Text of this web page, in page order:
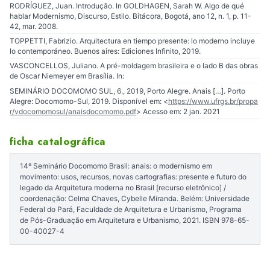
RODRÍGUEZ, Juan. Introdução. In GOLDHAGEN, Sarah W. Algo de qué
hablar Modernismo, Discurso, Estilo. Bitácora, Bogotá, ano 12, n. 1, p. 11-
42, mar. 2008.
TOPPETTI, Fabrizio. Arquitectura en tiempo presente: lo moderno incluye
lo contemporáneo. Buenos aires: Ediciones Infinito, 2019.
VASCONCELLOS, Juliano. A pré-moldagem brasileira e o lado B das obras
de Oscar Niemeyer em Brasília. In:
SEMINÁRIO DOCOMOMO SUL, 6., 2019, Porto Alegre. Anais […]. Porto
Alegre: Docomomo-Sul, 2019. Disponível em: <https://www.ufrgs.br/propa
r/vdocomomosul/anaisdocomomo.pdf> Acesso em: 2 jan. 2021
ficha catalográfica
14º Seminário Docomomo Brasil: anais: o modernismo em
movimento: usos, recursos, novas cartografias: presente e futuro do
legado da Arquitetura moderna no Brasil [recurso eletrônico] /
coordenação: Celma Chaves, Cybelle Miranda. Belém: Universidade
Federal do Pará, Faculdade de Arquitetura e Urbanismo, Programa
de Pós-Graduação em Arquitetura e Urbanismo, 2021. ISBN 978-65-
00-40027-4